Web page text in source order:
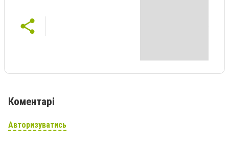
Коментарі
Авторизуватись